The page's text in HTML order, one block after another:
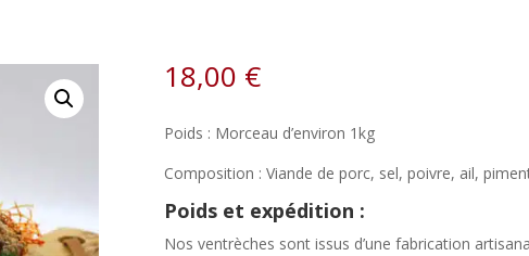
18,00 €
Poids : Morceau d’environ 1kg
Composition : Viande de porc, sel, poivre, ail,
Poids et expédition :
Nos ventrèches sont issus d’une fabrication